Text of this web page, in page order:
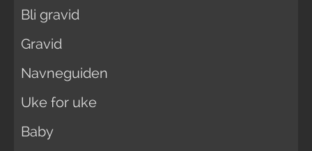
Bli gravid
Gravid
Navneguiden
Uke for uke
Baby